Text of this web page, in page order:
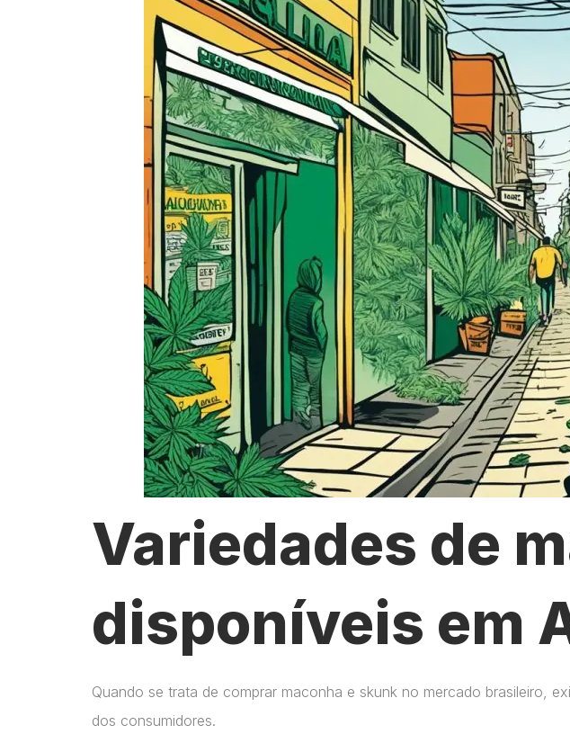
Variedades de
disponíveis em
Quando se trata de comprar maconha e skunk no mercado brasileiro,
dos consumidores.